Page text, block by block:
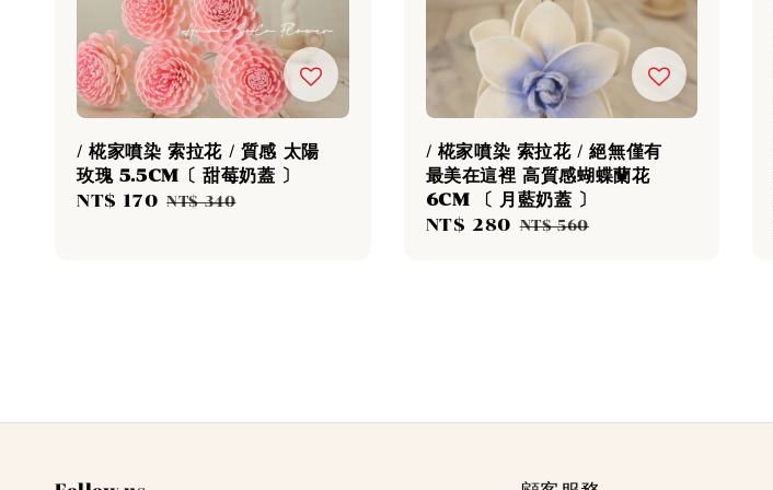
/ 椛家噴染 索拉花 / 質感 太陽
玫瑰 5.5CM〔 甜莓奶蓋 〕
Sale
NT$ 170 Regular
NT$ 340
/ 椛家噴染 索拉花 / 絕無僅有
最美在這裡 高質感蝴蝶蘭花
6CM 〔 月藍奶蓋 〕
Sale
NT$ 280 Regular
NT$ 560